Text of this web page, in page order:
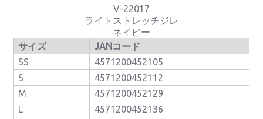
V-22017
ライトストレッチジレ
ネイビー
サイズ
JANコード
SS
4571200452105
S
4571200452112
M
4571200452129
L
4571200452136